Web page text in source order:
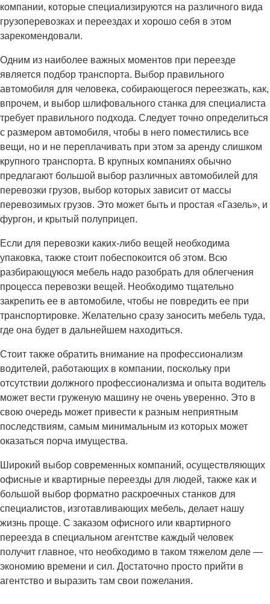
компании, которые специализируются на различного вида
грузоперевозках и переездах и хорошо себя в этом
зарекомендовали.
Одним из наиболее важных моментов при переезде
является подбор транспорта. Выбор правильного
автомобиля для человека, собирающегося переезжать, как,
впрочем, и выбор шлифовального станка для специалиста
требует правильного подхода. Следует точно определиться
с размером автомобиля, чтобы в него поместились все
вещи, но и не переплачивать при этом за аренду слишком
крупного транспорта. В крупных компаниях обычно
предлагают большой выбор различных автомобилей для
перевозки грузов, выбор которых зависит от массы
перевозимых грузов. Это может быть и простая «Газель», и
фургон, и крытый полуприцеп.
Если для перевозки каких-либо вещей необходима
упаковка, также стоит побеспокоится об этом. Всю
разбирающуюся мебель надо разобрать для облегчения
процесса перевозки вещей. Необходимо тщательно
закрепить ее в автомобиле, чтобы не повредить ее при
транспортировке. Желательно сразу заносить мебель туда,
где она будет в дальнейшем находиться.
Стоит также обратить внимание на профессионализм
водителей, работающих в компании, поскольку при
отсутствии должного профессионализма и опыта водитель
может вести груженую машину не очень уверенно. Это в
свою очередь может привести к разным неприятным
последствиям, самым минимальным из которых может
оказаться порча имущества.
Широкий выбор современных компаний, осуществляющих
офисные и квартирные переезды для людей, также как и
большой выбор форматно раскроечных станков для
специалистов, изготавливающих мебель, делает нашу
жизнь проще. С заказом офисного или квартирного
переезда в специальном агентстве каждый человек
получит главное, что необходимо в таком тяжелом деле —
экономию времени и сил. Достаточно просто прийти в
агентство и выразить там свои пожелания.